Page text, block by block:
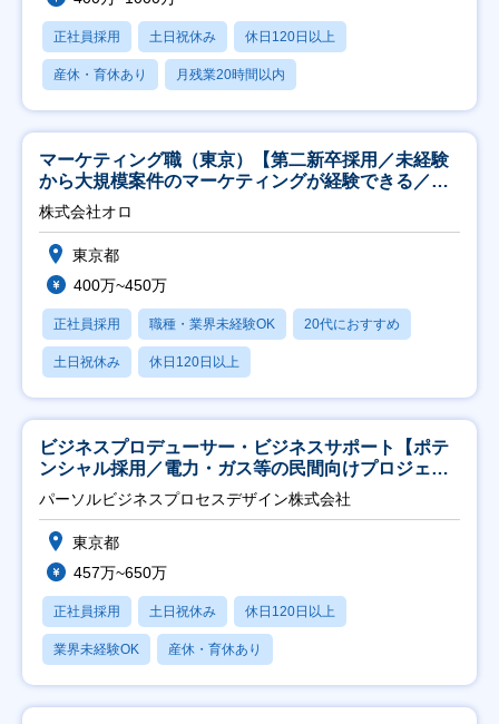
正社員採用 土日祝休み 休日120日以上
産休・育休あり 月残業20時間以内
マーケティング職（東京）【第二新卒採用／未経験
から大規模案件のマーケティングが経験できる／研
修充実】
株式会社オロ
東京都
400万~450万
正社員採用 職種・業界未経験OK 20代におすすめ
土日祝休み 休日120日以上
ビジネスプロデューサー・ビジネスサポート【ポテ
ンシャル採用／電力・ガス等の民間向けプロジェク
ト推進】
パーソルビジネスプロセスデザイン株式会社
東京都
457万~650万
正社員採用 土日祝休み 休日120日以上
業界未経験OK 産休・育休あり